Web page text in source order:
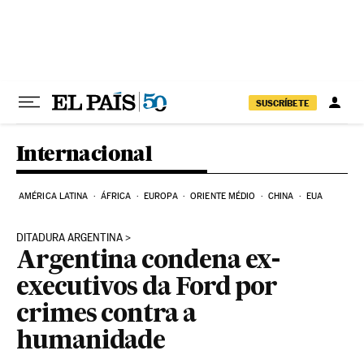
SUSCRÍBETE
Internacional
AMÉRICA LATINA ÁFRICA EUROPA ORIENTE MÉDIO CHINA EUA
DITADURA ARGENTINA
Argentina condena ex-
executivos da Ford por
crimes contra a
humanidade